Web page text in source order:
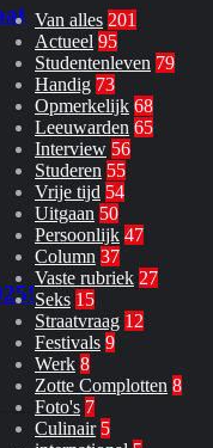
Van alles 201
Actueel 95
Studentenleven 79
Handig 73
Opmerkelijk 68
Leeuwarden 65
Interview 56
Studeren 55
Vrije tijd 54
Uitgaan 50
Persoonlijk 47
Column 37
Vaste rubriek 27
Seks 15
Straatvraag 12
Festivals 9
Werk 8
Zotte Complotten 8
Foto's 7
Culinair 5